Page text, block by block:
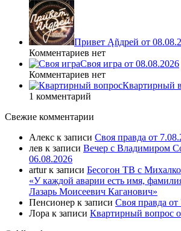
Привет Ąñдpей от
Комментариев нет
Своя игра от 08.08.2026
Комментариев нет
Квартирный
1 комментарий
Свежие комментарии
Алекс к записи Своя правда от
лев к записи Вечер с Владимиром
06.08.2026
arturк записи Бесогон ТВ с
«У каждой аварии есть имя,
Лазарь Моисеевич Каганович»
Пенсионер к записи Своя правда от
Лора к записи Квартирный вопрос